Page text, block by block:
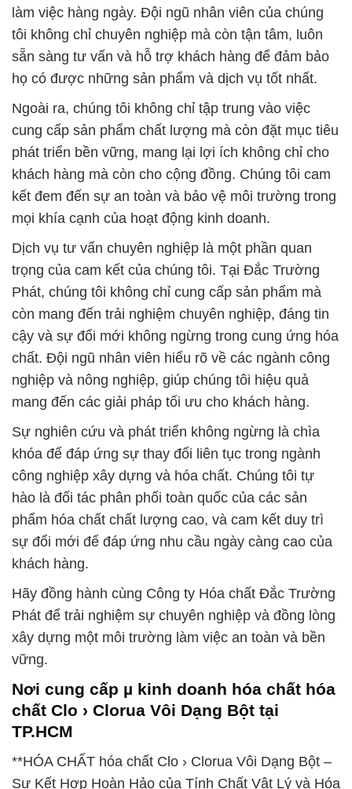
làm việc hàng ngày. Đội ngũ nhân viên của chúng
tôi không chỉ chuyên nghiệp mà còn tận tâm, luôn
sẵn sàng tư vấn và hỗ trợ khách hàng để đảm bảo
họ có được những sản phẩm và dịch vụ tốt nhất.
Ngoài ra, chúng tôi không chỉ tập trung vào việc
cung cấp sản phẩm chất lượng mà còn đặt mục tiêu
phát triển bền vững, mang lại lợi ích không chỉ cho
khách hàng mà còn cho cộng đồng. Chúng tôi cam
kết đem đến sự an toàn và bảo vệ môi trường trong
mọi khía cạnh của hoạt động kinh doanh.
Dịch vụ tư vấn chuyên nghiệp là một phần quan
trọng của cam kết của chúng tôi. Tại Đắc Trường
Phát, chúng tôi không chỉ cung cấp sản phẩm mà
còn mang đến trải nghiệm chuyên nghiệp, đáng tin
cậy và sự đổi mới không ngừng trong cung ứng hóa
chất. Đội ngũ nhân viên hiểu rõ về các ngành công
nghiệp và nông nghiệp, giúp chúng tôi hiệu quả
mang đến các giải pháp tối ưu cho khách hàng.
Sự nghiên cứu và phát triển không ngừng là chìa
khóa để đáp ứng sự thay đổi liên tục trong ngành
công nghiệp xây dựng và hóa chất. Chúng tôi tự
hào là đối tác phân phối toàn quốc của các sản
phẩm hóa chất chất lượng cao, và cam kết duy trì
sự đổi mới để đáp ứng nhu cầu ngày càng cao của
khách hàng.
Hãy đồng hành cùng Công ty Hóa chất Đắc Trường
Phát để trải nghiệm sự chuyên nghiệp và đồng lòng
xây dựng một môi trường làm việc an toàn và bền
vững.
Nơi cung cấp µ kinh doanh hóa chất hóa
chất Clo › Clorua Vôi Dạng Bột tại
TP.HCM
**HÓA CHẤT hóa chất Clo › Clorua Vôi Dạng Bột –
Sự Kết Hợp Hoàn Hảo của Tính Chất Vật Lý và Hóa